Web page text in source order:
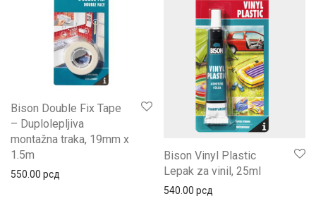
Bison Double Fix Tape
– Duplolepljiva
montažna traka, 19mm x
1.5m
550.00 рсд
Bison Vinyl Plastic
Lepak za vinil, 25ml
540.00 рсд